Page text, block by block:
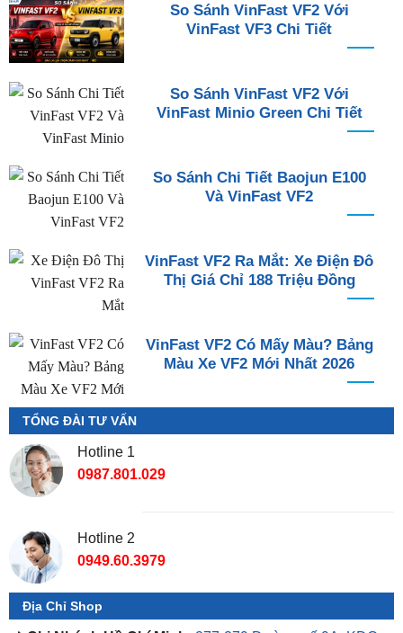
So Sánh VinFast VF2 Với
VinFast VF3 Chi Tiết
So Sánh VinFast VF2 Với
VinFast Minio Green Chi Tiết
So Sánh Chi Tiết Baojun E100
Và VinFast VF2
VinFast VF2 Ra Mắt: Xe Điện Đô
Thị Giá Chỉ 188 Triệu Đồng
VinFast VF2 Có Mấy Màu? Bảng
Màu Xe VF2 Mới Nhất 2026
TỔNG ĐÀI TƯ VẤN
Hotline 1
0987.801.029
Hotline 2
0949.60.3979
Địa Chỉ Shop